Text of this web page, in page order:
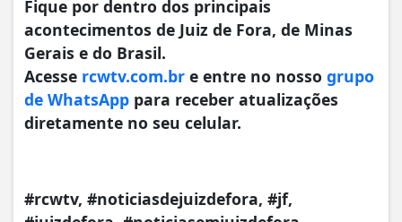
Fique por dentro dos principais
acontecimentos de Juiz de Fora, de Minas
Gerais e do Brasil.
Acesse rcwtv.com.br e entre no nosso grupo
de WhatsApp para receber atualizações
diretamente no seu celular.
#rcwtv, #noticiasdejuizdefora, #jf,